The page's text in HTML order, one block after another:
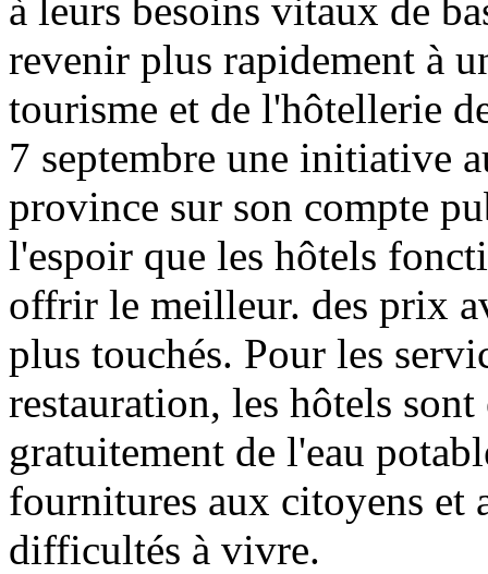
à leurs besoins vitaux de
revenir plus rapidement à
tourisme et de l'hôtellerie
7 septembre une initiative
province sur son compte
l'espoir que les hôtels
offrir le meilleur. des prix
plus touchés. Pour les
restauration, les hôtels
gratuitement de l'eau
fournitures aux citoyens et
difficultés à vivre.